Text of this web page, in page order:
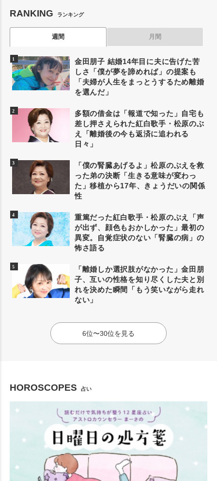
RANKING ランキング
週間 月間
金田朋子 結婚14年目に夫に告げた苦
しさ「僕が夢を諦めれば」の提案も
「夫婦が人生をまっとうするため離婚
を選んだ」
多額の借金は「報道で知った」自宅も
差し押さえられた紅白歌手・松原のぶ
え「離婚後の今も返済に追われる
日々」
「僕の腎臓あげるよ」松原のぶえを救
った弟の決断「生きる意味が変わっ
た」移植から17年、きょうだいの関係
性
重篤だった紅白歌手・松原のぶえ「声
が出ず、顔色もおかしかった」最初の
異変。自覚症状のない「腎臓の病」の
怖さ語る
「離婚しか選択肢がなかった」金田朋
子、互いの性格を知り尽くした夫と別
れを決めた瞬間「もう笑いながら走れ
ない」
6位〜30位を見る
HOROSCOPES 占い